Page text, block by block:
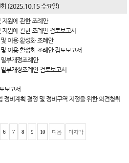
(2025.10.15 수요일)
지원에 관한 조례안
원에 관한 조례안 검토보고서
이용 활성화 조례안
이용 활성화 조례안 검토보고서
부개정조례안
부개정조례안 검토보고서
보고서
정비계획 결정 및 정비구역 지정을 위한 의견청취
6 7 8 9 10 다음 마지막